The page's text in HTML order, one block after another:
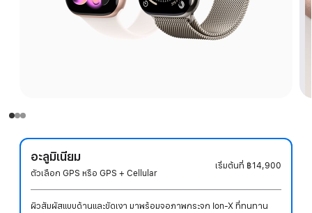
อะลูมิเนียม
ตัวเลือก GPS หรือ GPS + Cellular
เริ่มต้นที่ ฿14,900
ผิวสัมผัสแบบด้านและขัดเงา มาพร้อมจอภาพกระจก Ion-X ที่ทนทาน